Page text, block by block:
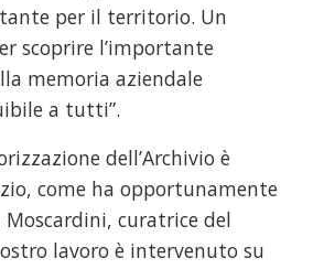
per il territorio. Un
scoprire l’importante
memoria aziendale
a tutti”.
dell’Archivio è
come ha opportunamente
Moscardini, curatrice del
lavoro è intervenuto su